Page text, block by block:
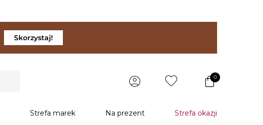
Skorzystaj!
0
Strefa marek Na prezent Strefa okazji